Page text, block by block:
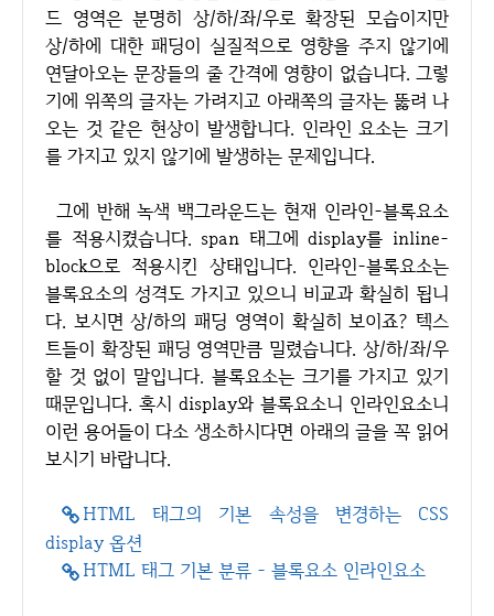
드 영역은 분명히 상/하/좌/우로 확장된 모습이지만
상/하에 대한 패딩이 실질적으로 영향을 주지 않기에
연달아오는 문장들의 줄 간격에 영향이 없습니다. 그렇
기에 위쪽의 글자는 가려지고 아래쪽의 글자는 뚫려 나
오는 것 같은 현상이 발생합니다. 인라인 요소는 크기
를 가지고 있지 않기에 발생하는 문제입니다.
그에 반해 녹색 백그라운드는 현재 인라인-블록요소
를 적용시켰습니다. span 태그에 display를 inline-
block으로 적용시킨 상태입니다. 인라인-블록요소는
블록요소의 성격도 가지고 있으니 비교과 확실히 됩니
다. 보시면 상/하의 패딩 영역이 확실히 보이죠? 텍스
트들이 확장된 패딩 영역만큼 밀렸습니다. 상/하/좌/우
할 것 없이 말입니다. 블록요소는 크기를 가지고 있기
때문입니다. 혹시 display와 블록요소니 인라인요소니
이런 용어들이 다소 생소하시다면 아래의 글을 꼭 읽어
보시기 바랍니다.
HTML 태그의 기본 속성을 변경하는 CSS
display 옵션
HTML 태그 기본 분류 - 블록요소 인라인요소